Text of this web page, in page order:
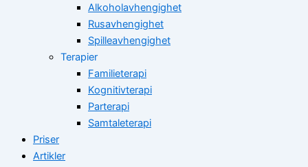
Alkoholavhengighet
Rusavhengighet
Spilleavhengighet
Terapier
Familieterapi
Kognitivterapi
Parterapi
Samtaleterapi
Priser
Artikler